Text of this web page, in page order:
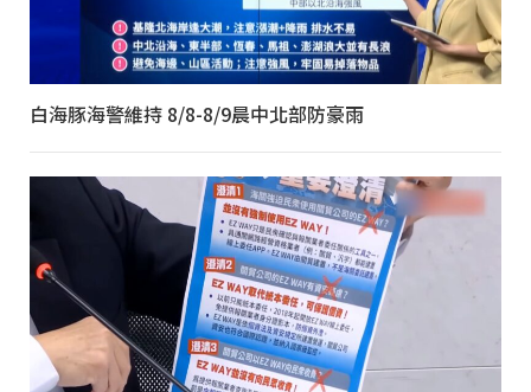
白海豚海警維持 8/8-8/9晨中北部防豪雨